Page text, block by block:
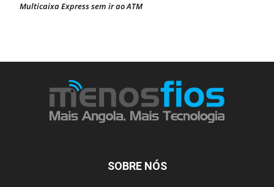
Multicaixa Express sem ir ao ATM
SOBRE NÓS